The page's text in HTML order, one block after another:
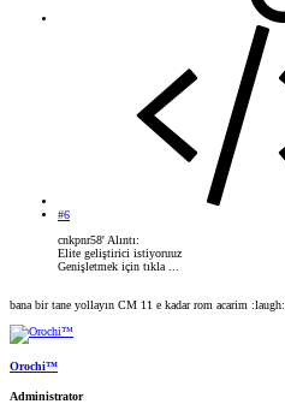
#6
cnkpnr58' Alıntı:
Elite geliştirici istiyoruuz
Genişletmek için tıkla ...
bana bir tane yollayın CM 11 e kadar rom acarim :laugh:
Orochi™
Administrator